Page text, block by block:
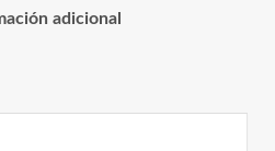
adicional